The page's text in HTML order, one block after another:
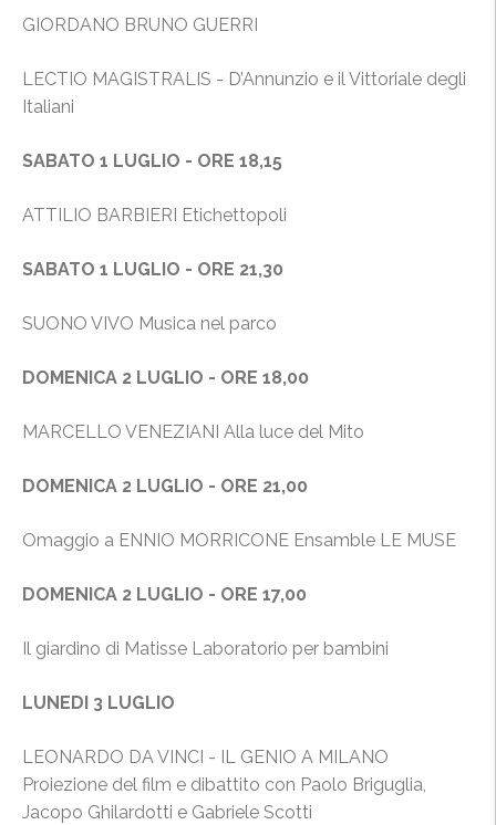
GIORDANO BRUNO GUERRI
LECTIO MAGISTRALIS - D’Annunzio e il Vittoriale degli
Italiani
SABATO 1 LUGLIO - ORE 18,15
ATTILIO BARBIERI Etichettopoli
SABATO 1 LUGLIO - ORE 21,30
SUONO VIVO Musica nel parco
DOMENICA 2 LUGLIO - ORE 18,00
MARCELLO VENEZIANI Alla luce del Mito
DOMENICA 2 LUGLIO - ORE 21,00
Omaggio a ENNIO MORRICONE Ensamble LE MUSE
DOMENICA 2 LUGLIO - ORE 17,00
Il giardino di Matisse Laboratorio per bambini
LUNEDI 3 LUGLIO
LEONARDO DA VINCI - IL GENIO A MILANO
Proiezione del film e dibattito con Paolo Briguglia,
Jacopo Ghilardotti e Gabriele Scotti